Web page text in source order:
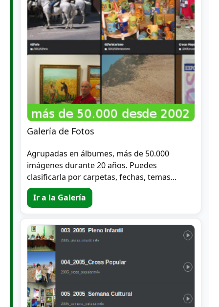
Galería de Fotos
Agrupadas en álbumes, más de 50.000
imágenes durante 20 años. Puedes
clasificarla por carpetas, fechas, temas...
Ir a la Galería